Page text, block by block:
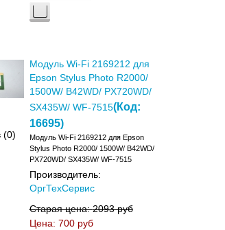
(0)
Модуль Wi-Fi 2169212 для
Epson Stylus Photo R2000/
1500W/ B42WD/ PX720WD/
SX435W/ WF-7515(Код:
16695)
Модуль Wi-Fi 2169212 для Epson
Stylus Photo R2000/ 1500W/ B42WD/
PX720WD/ SX435W/ WF-7515
Производитель:
ОргТехСервис
Старая цена:2093 руб
Цена: 700 руб